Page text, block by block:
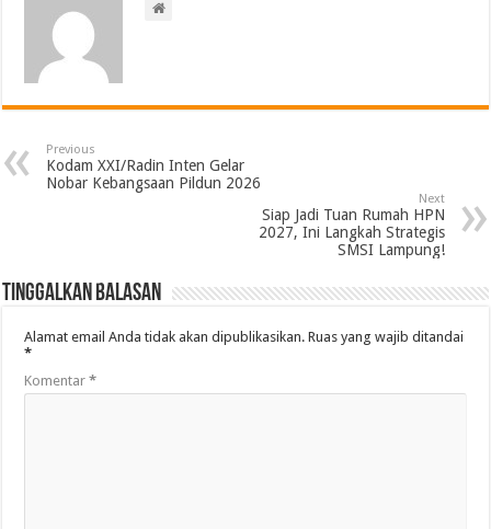
Previous
Kodam XXI/Radin Inten Gelar
Nobar Kebangsaan Pildun 2026
Next
Siap Jadi Tuan Rumah HPN
2027, Ini Langkah Strategis
SMSI Lampung!
Tinggalkan Balasan
Alamat email Anda tidak akan dipublikasikan. Ruas yang wajib ditandai
*
Komentar*